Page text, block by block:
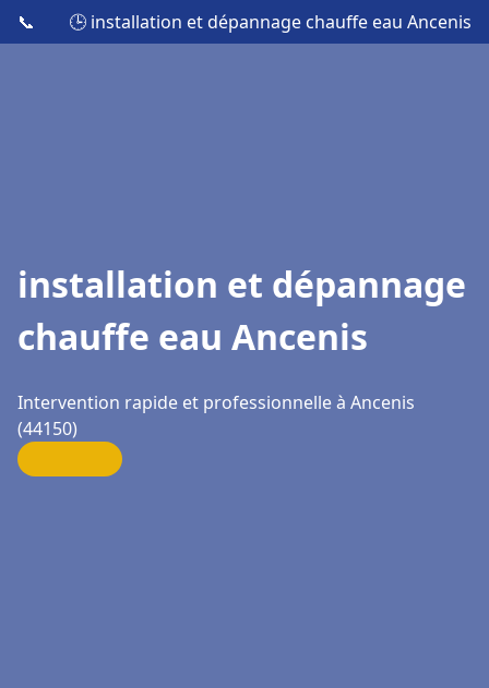
📞 🕒 installation et dépannage chauffe eau Ancenis
installation et dépannage
chauffe eau Ancenis
Intervention rapide et professionnelle à Ancenis
(44150)